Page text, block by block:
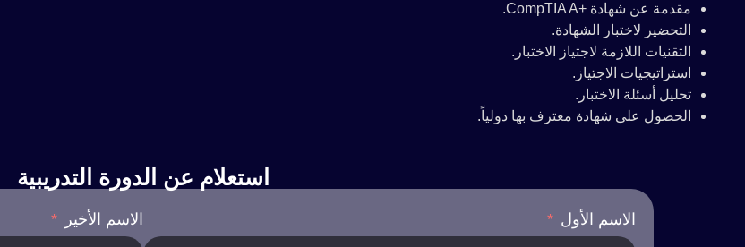
مقدمة عن شهادة +CompTIA A.
التحضير لاختبار الشهادة.
التقنيات اللازمة لاجتياز الاختبار.
استراتيجيات الاجتياز.
تحليل أسئلة الاختبار.
الحصول على شهادة معترف بها دولياً.
استعلام عن الدورة التدريبية
الاسم الأول الاسم الأخير